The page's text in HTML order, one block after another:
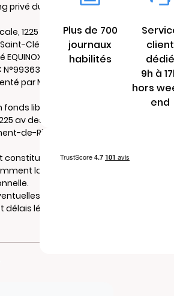
privé du 01/12/2025 à
1225 av des
Clément-de-Rivière,
SAS au capital
RCS
par M. CELESTIN-
libéral de
av des orchidées
de-Rivière, pour un
constitué d'éléments
la patientèle et la
seront reçues
légaux à l'adresse
Plus de 700
journaux
habilités
client
dédié
9h à
hors
end